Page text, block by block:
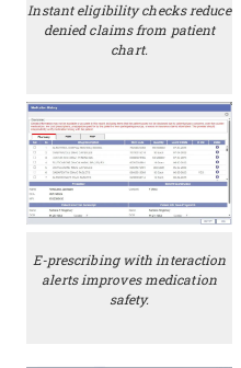
Instant eligibility checks reduce
denied claims from patient
chart.
E-prescribing with interaction
alerts improves medication
safety.